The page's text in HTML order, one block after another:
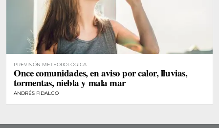
PREVISIÓN METEOROLÓGICA
Once comunidades, en aviso por calor, lluvias,
tormentas, niebla y mala mar
ANDRÉS FIDALGO